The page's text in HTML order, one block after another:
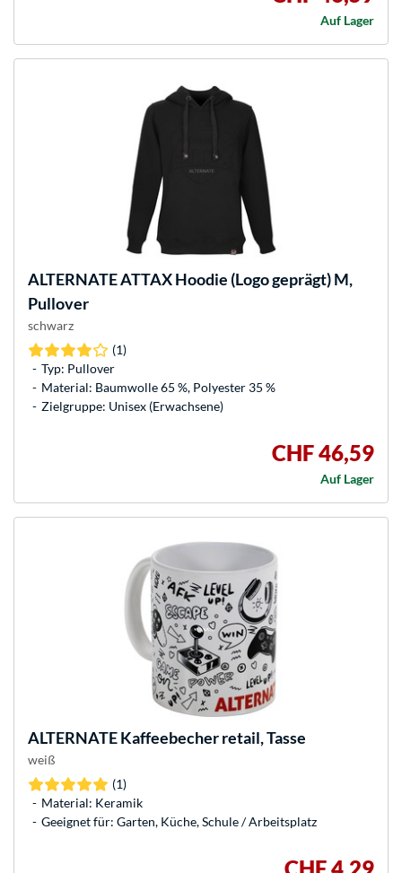
Auf Lager
ALTERNATEATTAX Hoodie (Logo geprägt) M,
Pullover
schwarz
(1)
Typ: Pullover
Material: Baumwolle 65 %, Polyester 35 %
Zielgruppe: Unisex (Erwachsene)
CHF 46,59
Auf Lager
ALTERNATEKaffeebecher retail, Tasse
weiß
(1)
Material: Keramik
Geeignet für: Garten, Küche, Schule / Arbeitsplatz